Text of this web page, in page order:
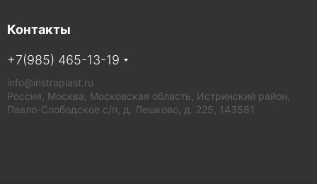
Контакты
+7(985) 465-13-19
info@instraplast.ru
Россия, Москва, Московская область, Истринский район,
Павло-Слободское с/п, д. Лешково, д. 225, 143581